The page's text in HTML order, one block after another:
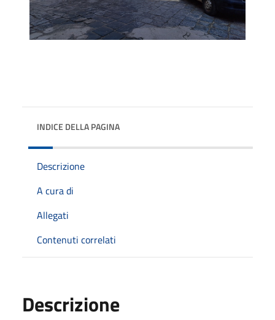
INDICE DELLA PAGINA
Descrizione
A cura di
Allegati
Contenuti correlati
Descrizione